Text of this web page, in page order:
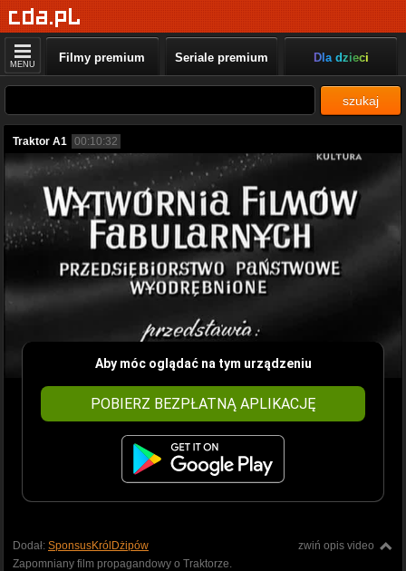
MENU Filmy premium Seriale premium Dla dzieci
szukaj
Traktor A1 00:10:32
Aby móc oglądać na tym urządzeniu
POBIERZ BEZPŁATNĄ APLIKACJĘ
zwiń opis video
Dodał: SponsusKrólDżipów
Zapomniany film propagandowy o Traktorze.